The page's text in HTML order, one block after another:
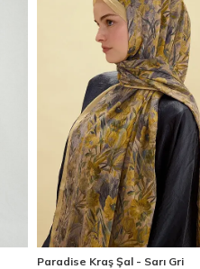
Paradise Kraş Şal - Sarı Gri